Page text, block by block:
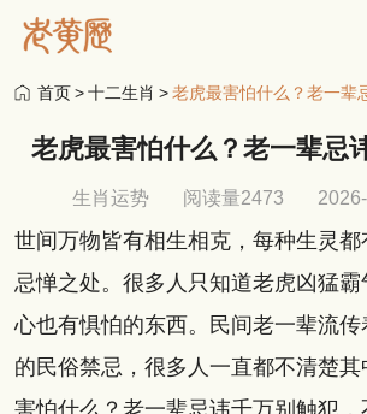
首页>十二生肖 >老虎最害怕什么？老一辈
老虎最害怕什么？老一辈忌
生肖运势 阅读量2473
世间万物皆有相生相克，每种生灵
忌惮之处。很多人只知道老虎凶猛
心也有惧怕的东西。民间老一辈流
的民俗禁忌，很多人一直都不清楚
害怕什么？老一辈忌讳千万别触犯